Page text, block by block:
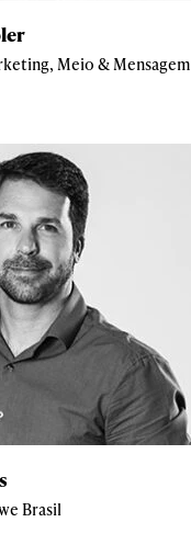
Meio & Mensagem
Brasil